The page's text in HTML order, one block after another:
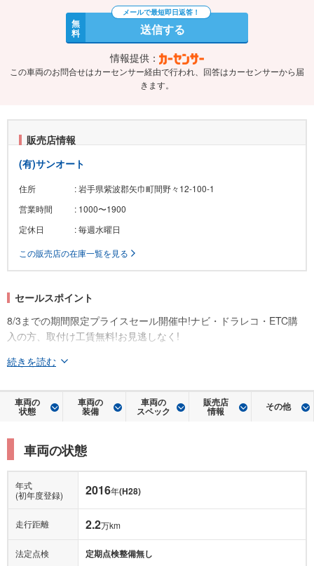
無
料 送信する
情報提供：
この車両のお問合せはカーセンサー経由で行われ、回答はカーセンサーから届
きます。
販売店情報
(有)サンオート
住所
: 岩手県紫波郡矢巾町間野々12-100-1
営業時間
: 1000〜1900
定休日
: 毎週水曜日
この販売店の在庫一覧を見る
セールスポイント
8/3までの期間限定プライスセール開催中!ナビ・ドラレコ・ETC購
入の方、取付け工賃無料!お見逃しなく!
続きを読む
車両の
状態
車両の
装備
車両の
スペック
販売店
情報 その他
車両の状態
年式
(初年度登録)
2016年(H28)
走行距離 2.2万km
法定点検 定期点検整備無し